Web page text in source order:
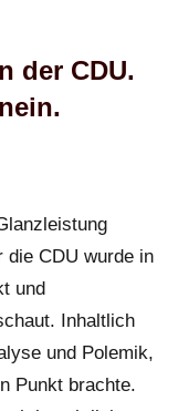
der CDU.
die CDU wurde in
und
Inhaltlich
und Polemik,
Punkt brachte.